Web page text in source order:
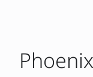
Phoenix